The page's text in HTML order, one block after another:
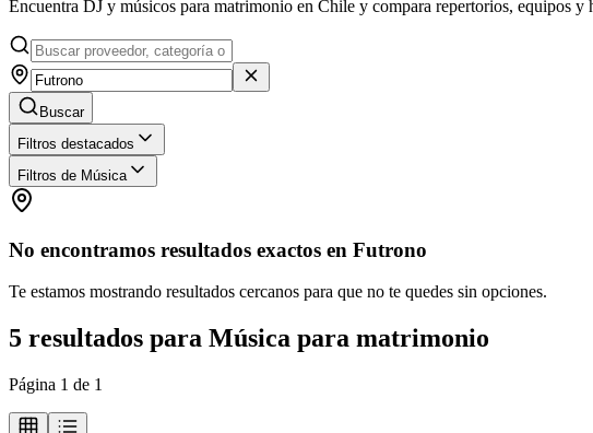
Encuentra DJ y músicos para matrimonio en Chile y compara repertorios, equipos
Buscar
Filtros destacados
Filtros de Música
No encontramos resultados exactos en Futrono
Te estamos mostrando resultados cercanos para que no te quedes sin opciones.
5 resultados para Música para matrimonio
Página 1 de 1